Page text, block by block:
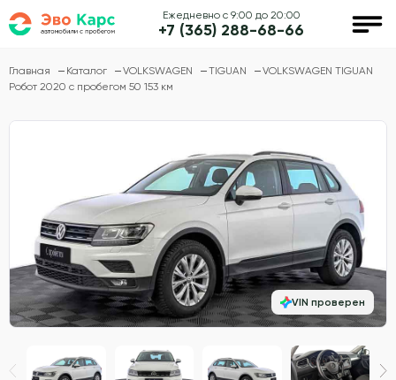
Ежедневно с 9:00 до 20:00
+7 (365) 288-68-66
Главная Каталог VOLKSWAGEN TIGUAN
VOLKSWAGEN TIGUAN
Робот 2020 с пробегом 50 153 км
VIN проверен